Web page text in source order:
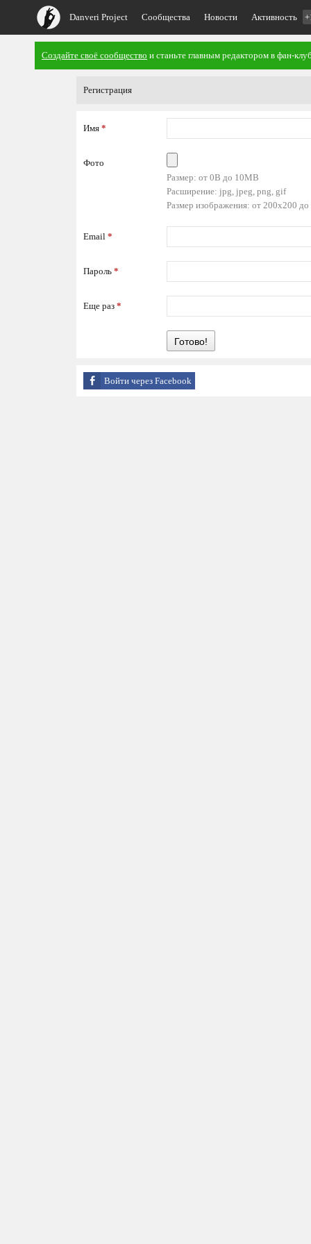
Danveri Project Сообщества Новости Активность
Создайте своё сообщество и станьте главным редактором в фан-
Регистрация
Имя *
Фото
Размер: от 0B до 10MB
Расширение: jpg, jpeg, png, gif
Размер изображения: от 200x200
Email *
Пароль *
Еще раз *
Готово!
Войти через Facebook